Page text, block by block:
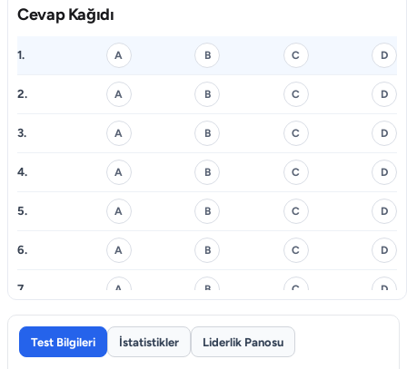
Cevap Kağıdı
1. A B C D
2. A B C D
3. A B C D
4. A B C D
5. A B C D
6. A B C D
7. A B C D
8. A B C
Test Bilgileri İstatistikler Liderlik Panosu